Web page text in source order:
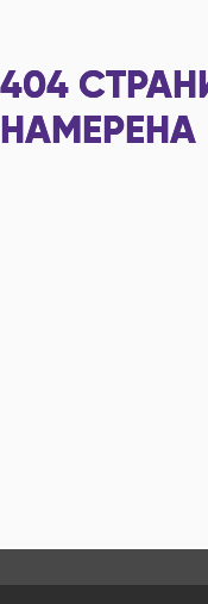
404
НАМЕРЕНА